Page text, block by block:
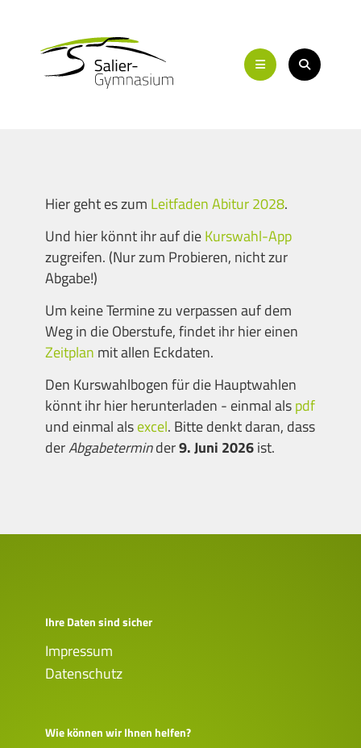
Hier geht es zum Leitfaden Abitur 2028.
Und hier könnt ihr auf dieKurswahl-App
zugreifen. (Nur zum Probieren, nicht zur
Abgabe!)
Um keine Termine zu verpassen auf dem
Weg in die Oberstufe, findet ihr hier einen
Zeitplan mit allen Eckdaten.
Den Kurswahlbogen für die Hauptwahlen
könnt ihr hier herunterladen - einmal alspdf
und einmal alsexcel. Bitte denkt daran, dass
derAbgabeterminder9. Juni 2026ist.
Ihre Daten sind sicher
Impressum
Datenschutz
Wie können wir Ihnen helfen?